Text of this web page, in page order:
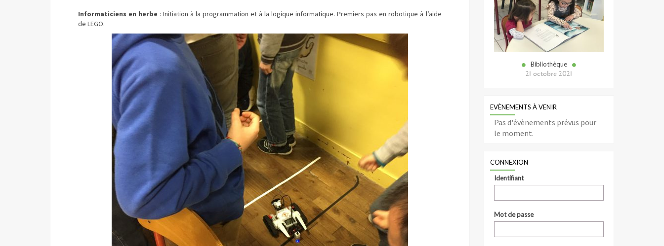
Informaticiens en herbe : Initiation à la programmation et à la logique informatique. Premiers pas en robotique à l’aide
de LEGO.
Bibliothèque
21 octobre 2021
EVÈNEMENTS À VENIR
Pas d'évènements prévus pour
le moment.
CONNEXION
Identifiant
Mot de passe